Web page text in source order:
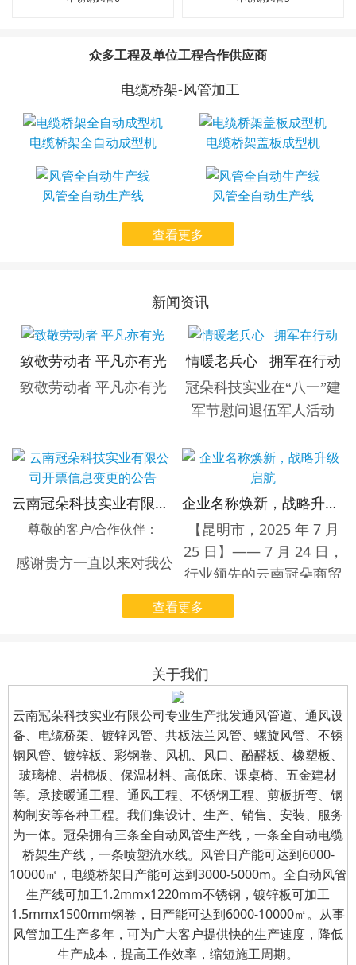
众多工程及单位工程合作供应商
电缆桥架-风管加工
电缆桥架全自动成型机 电缆桥架盖板成型机
风管全自动生产线 风管全自动生产线
查看更多
新闻资讯
致敬劳动者 平凡亦有光
致敬劳动者 平凡亦有光
情暖老兵心 拥军在行动
冠朵科技实业在“八一”建
军节慰问退伍军人活动
【云南省昆明市，7月31日】
为热烈庆祝中国人民解放军
建军98周年，弘扬拥军优属
光荣传统，表达对退伍军人
的崇高敬意与深切关怀，云
南冠朵科技实业有限公司于7
月31日组织开展了“八一”建
司总经理亲自前往车间，为
公司的退伍军人送上节日的
诚挚问候与精心准备的慰问
礼品。
云南冠朵科技实业有限公司开票信息变更的公告
尊敬的客户/合作伙伴：
感谢贵方一直以来对我公
为适应公司业务发展需
贸有限公司）名称已变
更，开票信息已进行变
更；自2025年7月31日
起，所有向我公司支付的
款项及索取发票，请使用
新的开票信息。
企业名称焕新，战略升级启航
【昆明市，2025 年 7 月
25 日】—— 7 月 24 日，
行业领先的云南冠朵商贸
有限公司正式宣布，即日
起启用全新企业名称——
业”）。
查看更多
关于我们
云南冠朵科技实业有限公司专业生产批发通风管道、通风设
备、电缆桥架、镀锌风管、共板法兰风管、螺旋风管、不锈
钢风管、镀锌板、彩钢卷、风机、风口、酚醛板、橡塑板、
玻璃棉、岩棉板、保温材料、高低床、课桌椅、五金建材
等。承接暖通工程、通风工程、不锈钢工程、剪板折弯、钢
构制安等各种工程。我们集设计、生产、销售、安装、服务
为一体。冠朵拥有三条全自动风管生产线，一条全自动电缆
桥架生产线，一条喷塑流水线。风管日产能可达到6000-
10000㎡，电缆桥架日产能可达到3000-5000m。全自动风管
生产线可加工1.2mmx1220mm不锈钢，镀锌板可加工
1.5mmx1500mm钢卷，日产能可达到6000-10000㎡。从事
风管加工生产多年，可为广大客户提供快的生产速度，降低
生产成本，提高工作效率，缩短施工周期。